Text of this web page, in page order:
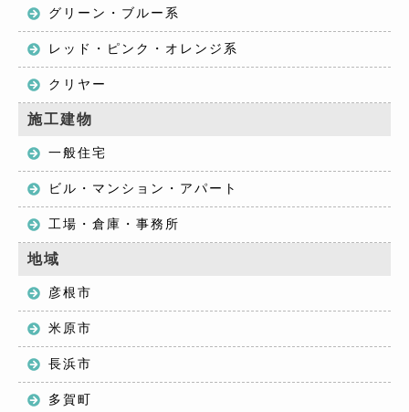
グリーン・ブルー系
レッド・ピンク・オレンジ系
クリヤー
施工建物
一般住宅
ビル・マンション・アパート
工場・倉庫・事務所
地域
彦根市
米原市
長浜市
多賀町